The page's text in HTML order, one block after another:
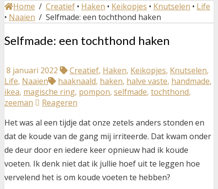
Home / Creatief • Haken • Keikopjes • Knutselen • Life
• Naaien / Selfmade: een tochthond haken
Selfmade: een tochthond haken
8 januari 2022 Creatief, Haken, Keikopjes, Knutselen,
Life, Naaien haaknaald, haken, halve vaste, handmade,
ikea, magische ring, pompon, selfmade, tochthond,
zeeman
Reageren
Het was al een tijdje dat onze zetels anders stonden en
dat de koude van de gang mij irriteerde. Dat kwam onder
de deur door en iedere keer opnieuw had ik koude
voeten. Ik denk niet dat ik jullie hoef uit te leggen hoe
vervelend het is om koude voeten te hebben?